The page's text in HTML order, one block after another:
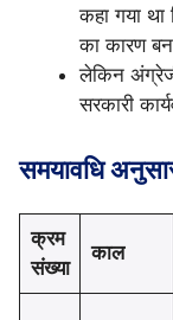
कहा गया था
का कारण
लेकिन
सरकारी
समयावधि
क्रम
संख्या
काल